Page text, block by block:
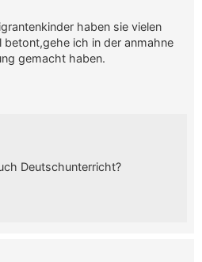
haben sie vielen
ich in der anmahne
gemacht haben.
Deutschunterricht?